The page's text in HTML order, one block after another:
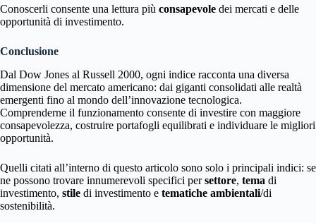
Conoscerli consente una lettura più consapevole dei mercati e delle
opportunità di investimento.
Conclusione
Dal Dow Jones al Russell 2000, ogni indice racconta una diversa
dimensione del mercato americano: dai giganti consolidati alle realtà
emergenti fino al mondo dell’innovazione tecnologica.
Comprenderne il funzionamento consente di investire con maggiore
consapevolezza, costruire portafogli equilibrati e individuare le migliori
opportunità.
Quelli citati all’interno di questo articolo sono solo i principali indici: se
ne possono trovare innumerevoli specifici persettore, tema di
investimento, stile di investimento e tematiche ambientali/di
sostenibilità.